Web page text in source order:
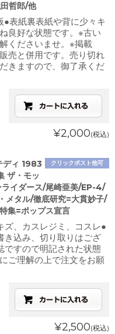
哲郎/他
表紙裏表紙や背に少々キ
良好な状態です。※古い
くださいませ。※掲載
売と併用です。売り切れ
きますので、御了承くだ
¥2,000(税込)
クリックポスト他可
ディ 1983
ザ・モッ
ライダース/尾崎亜美/EP-4/
メタル/徹底研究=大貫妙子/
集=ポップス宣言
ズ、カスレジミ、コスレ●
き込み、切り取りはござ
ですので明記された状態
ご理解の上で注文をお願
¥2,500(税込)